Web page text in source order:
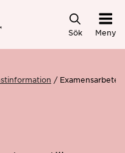
Sök Meny
Examensarbete